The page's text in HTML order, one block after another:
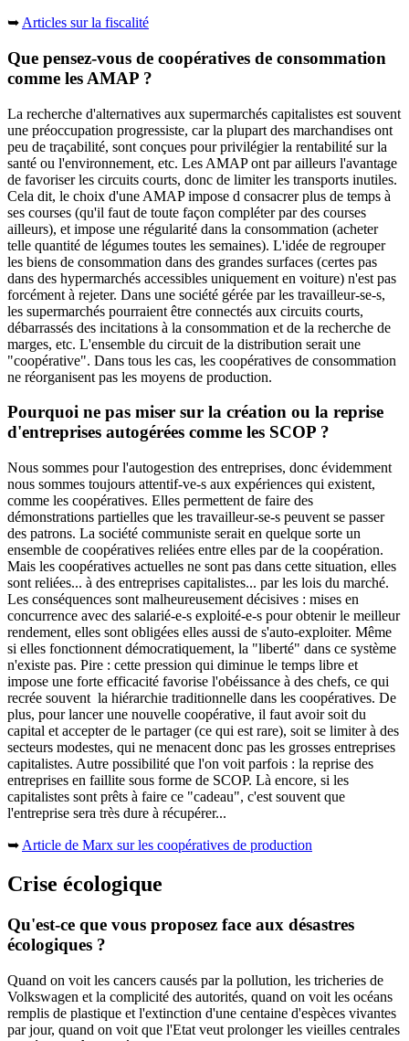
➥ Articles sur la fiscalité
Que pensez-vous de coopératives de consommation
comme les AMAP ?
La recherche d'alternatives aux supermarchés capitalistes est souvent
une préoccupation progressiste, car la plupart des marchandises ont
peu de traçabilité, sont conçues pour privilégier la rentabilité sur la
santé ou l'environnement, etc. Les AMAP ont par ailleurs l'avantage
de favoriser les circuits courts, donc de limiter les transports inutiles.
Cela dit, le choix d'une AMAP impose d consacrer plus de temps à
ses courses (qu'il faut de toute façon compléter par des courses
ailleurs), et impose une régularité dans la consommation (acheter
telle quantité de légumes toutes les semaines). L'idée de regrouper
les biens de consommation dans des grandes surfaces (certes pas
dans des hypermarchés accessibles uniquement en voiture) n'est pas
forcément à rejeter. Dans une société gérée par les travailleur-se-s,
les supermarchés pourraient être connectés aux circuits courts,
débarrassés des incitations à la consommation et de la recherche de
marges, etc. L'ensemble du circuit de la distribution serait une
"coopérative". Dans tous les cas, les coopératives de consommation
ne réorganisent pas les moyens de production.
Pourquoi ne pas miser sur la création ou la reprise
d'entreprises autogérées comme les SCOP ?
Nous sommes pour l'autogestion des entreprises, donc évidemment
nous sommes toujours attentif-ve-s aux expériences qui existent,
comme les coopératives. Elles permettent de faire des
démonstrations partielles que les travailleur-se-s peuvent se passer
des patrons. La société communiste serait en quelque sorte un
ensemble de coopératives reliées entre elles par de la coopération.
Mais les coopératives actuelles ne sont pas dans cette situation, elles
sont reliées... à des entreprises capitalistes... par les lois du marché.
Les conséquences sont malheureusement décisives : mises en
concurrence avec des salarié-e-s exploité-e-s pour obtenir le meilleur
rendement, elles sont obligées elles aussi de s'auto-exploiter. Même
si elles fonctionnent démocratiquement, la "liberté" dans ce système
n'existe pas. Pire : cette pression qui diminue le temps libre et
impose une forte efficacité favorise l'obéissance à des chefs, ce qui
recrée souvent la hiérarchie traditionnelle dans les coopératives. De
plus, pour lancer une nouvelle coopérative, il faut avoir soit du
capital et accepter de le partager (ce qui est rare), soit se limiter à des
secteurs modestes, qui ne menacent donc pas les grosses entreprises
capitalistes. Autre possibilité que l'on voit parfois : la reprise des
entreprises en faillite sous forme de SCOP. Là encore, si les
capitalistes sont prêts à faire ce "cadeau", c'est souvent que
l'entreprise sera très dure à récupérer...
➥ Article de Marx sur les coopératives de production
Crise écologique
Qu'est-ce que vous proposez face aux désastres
écologiques ?
Quand on voit les cancers causés par la pollution, les tricheries de
Volkswagen et la complicité des autorités, quand on voit les océans
remplis de plastique et l'extinction d'une centaine d'espèces vivantes
par jour, quand on voit que l'Etat veut prolonger les vieilles centrales